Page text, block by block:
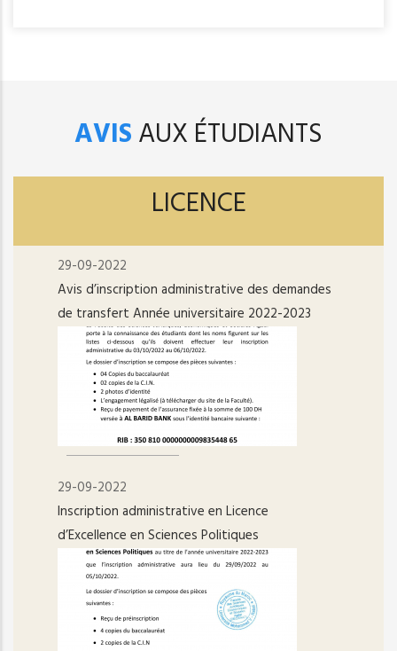
AVISAUX ÉTUDIANTS
LICENCE
29-09-2022
Avis d’inscription administrative des demandes
de transfert Année universitaire 2022-2023
29-09-2022
Inscription administrative en Licence
d’Excellence en Sciences Politiques